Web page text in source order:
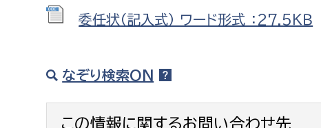
外国人
高齢介護課
健康づくり課
建設部 会計管理者
委任状（記入式） ワード形式 ：27.5ＫＢ
なぞり検索ON
この情報に関するお問い合わせ先